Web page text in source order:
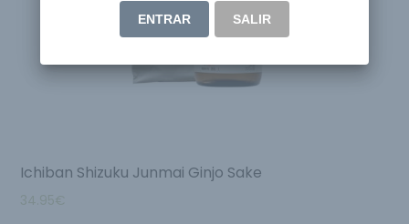
Ichiban Shizuku Junmai Ginjo Sake
34.95€
ENTRAR SALIR